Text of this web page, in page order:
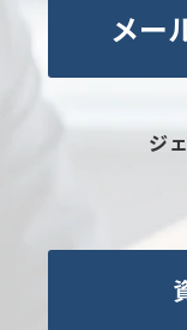
メー
ジ